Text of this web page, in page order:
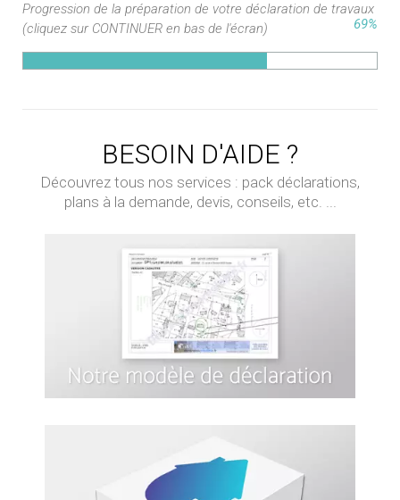
Progression de la préparation de votre déclaration de travaux
(cliquez sur CONTINUER en bas de l'écran)
69%
BESOIN D'AIDE ?
Découvrez tous nos services : pack déclarations,
plans à la demande, devis, conseils, etc. ...